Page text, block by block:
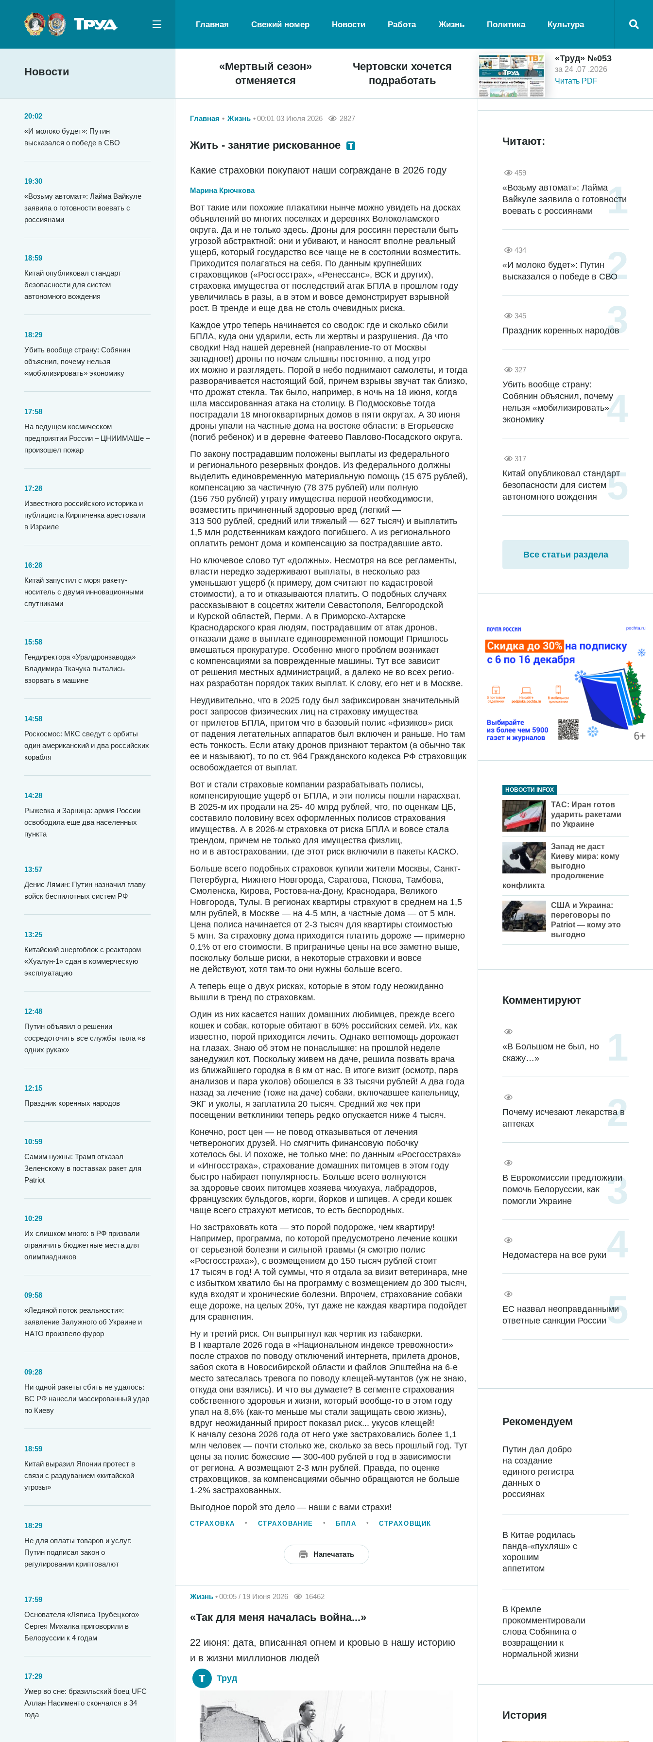
Главная Свежий номер Новости Работа Жизнь Политика Культура
Новости
«Мертвый сезон»
отменяется
Чертовски хочется
подработать
«Труд» №053
за 24 .07 .2026
Читать PDF
20:02
«И молоко будет»: Путин
высказался о победе в СВО
19:30
«Возьму автомат»: Лайма Вайкуле
заявила о готовности воевать с
россиянами
18:59
Китай опубликовал стандарт
безопасности для систем
автономного вождения
18:29
Убить вообще страну: Собянин
объяснил, почему нельзя
«мобилизировать» экономику
17:58
На ведущем космическом
предприятии России – ЦНИИМАШе –
произошел пожар
17:28
Известного российского историка и
публициста Кирпиченка арестовали
в Израиле
16:28
Китай запустил с моря ракету-
носитель с двумя инновационными
спутниками
15:58
Гендиректора «Уралдронзавода»
Владимира Ткачука пытались
взорвать в машине
14:58
Роскосмос: МКС сведут с орбиты
один американский и два российских
корабля
14:28
Рыжевка и Зарница: армия России
освободила еще два населенных
пункта
13:57
Денис Лямин: Путин назначил главу
войск беспилотных систем РФ
13:25
Китайский энергоблок с реактором
«Хуалун-1» сдан в коммерческую
эксплуатацию
12:48
Путин объявил о решении
сосредоточить все службы тыла «в
одних руках»
12:15
Праздник коренных народов
10:59
Самим нужны: Трамп отказал
Зеленскому в поставках ракет для
Patriot
10:29
Их слишком много: в РФ призвали
ограничить бюджетные места для
олимпиадников
09:58
«Ледяной поток реальности»:
заявление Залужного об Украине и
НАТО произвело фурор
09:28
Ни одной ракеты сбить не удалось:
ВС РФ нанесли массированный удар
по Киеву
18:59
Китай выразил Японии протест в
связи с раздуванием «китайской
угрозы»
18:29
Не для оплаты товаров и услуг:
Путин подписал закон о
регулировании криптовалют
17:59
Основателя «Ляписа Трубецкого»
Сергея Михалка приговорили в
Белоруссии к 4 годам
17:29
Умер во сне: бразильский боец UFC
Аллан Насименто скончался в 34
года
Главная Жизнь 00:01 03 Июля 2026 2827
Жить - занятие рискованное
Какие страховки покупают наши сограждане в 2026 году
Марина Крючкова
Вот такие или похожие плакатики нынче можно увидеть на досках
объявлений во многих поселках и деревнях Волоколамского
округа. Да и не только здесь. Дроны для россиян перестали быть
угрозой абстрактной: они и убивают, и наносят вполне реальный
ущерб, который государство все чаще не в состоянии возместить.
Приходится полагаться на себя. По данным крупнейших
страховщиков («Росгосстрах», «Ренессанс», ВСК и других),
страховка имущества от последствий атак БПЛА в прошлом году
увеличилась в разы, а в этом и вовсе демонстрирует взрывной
рост. В тренде и еще два не столь очевидных риска.
Каждое утро теперь начинается со сводок: где и сколько сбили
БПЛА, куда они ударили, есть ли жертвы и разрушения. Да что
сводки! Над нашей деревней (направление-то от Москвы
западное!) дроны по ночам слышны постоянно, а под утро
их можно и разглядеть. Порой в небо поднимают самолеты, и тогда
разворачивается настоящий бой, причем взрывы звучат так близко,
что дрожат стекла. Так было, например, в ночь на 18 июня, когда
шла массированная атака на столицу. В Подмосковье тогда
пострадали 18 многоквартирных домов в пяти округах. А 30 июня
дроны упали на частные дома на востоке области: в Егорьевске
(погиб ребенок) и в деревне Фатеево Павлово-Посадского округа.
По закону пострадавшим положены выплаты из федерального
и регионального резервных фондов. Из федерального должны
выделить единовременную материальную помощь (15 675 рублей),
компенсацию за частичную (78 375 рублей) или полную
(156 750 рублей) утрату имущества первой необходимости,
возместить причиненный здоровью вред (легкий —
313 500 рублей, средний или тяжелый — 627 тысяч) и выплатить
1,5 млн родственникам каждого погибшего. А из регионального
оплатить ремонт дома и компенсацию за пострадавшие авто.
Но ключевое слово тут «должны». Несмотря на все регламенты,
власти нередко задерживают выплаты, в несколько раз
уменьшают ущерб (к примеру, дом считают по кадастровой
стоимости), а то и отказываются платить. О подобных случаях
рассказывают в соцсетях жители Севастополя, Белгородской
и Курской областей, Перми. А в Приморско-Ахтарске
Краснодарского края людям, пострадавшим от атак дронов,
отказали даже в выплате единовременной помощи! Пришлось
вмешаться прокуратуре. Особенно много проблем возникает
с компенсациями за поврежденные машины. Тут все зависит
от решения местных администраций, а далеко не во всех регио-
нах разработан порядок таких выплат. К слову, его нет и в Москве.
Неудивительно, что в 2025 году был зафиксирован значительный
рост запросов физических лиц на страховку имущества
от прилетов БПЛА, притом что в базовый полис «физиков» риск
от падения летательных аппаратов был включен и раньше. Но там
есть тонкость. Если атаку дронов признают терактом (а обычно так
ее и называют), то по ст. 964 Гражданского кодекса РФ страховщик
освобождается от выплат.
Вот и стали страховые компании разрабатывать полисы,
компенсирующие ущерб от БПЛА, и эти полисы пошли нарасхват.
В 2025-м их продали на 25- 40 млрд рублей, что, по оценкам ЦБ,
составило половину всех оформленных полисов страхования
имущества. А в 2026-м страховка от риска БПЛА и вовсе стала
трендом, причем не только для имущества физлиц,
но и в автостраховании, где этот риск включили в пакеты КАСКО.
Больше всего подобных страховок купили жители Москвы, Санкт-
Петербурга, Нижнего Новгорода, Саратова, Пскова, Тамбова,
Смоленска, Кирова, Ростова-на-Дону, Краснодара, Великого
Новгорода, Тулы. В регионах квартиры страхуют в среднем на 1,5
млн рублей, в Москве — на 4-5 млн, а частные дома — от 5 млн.
Цена полиса начинается от 2-3 тысяч для квартиры стоимостью
5 млн. За страховку дома приходится платить дороже — примерно
0,1% от его стоимости. В приграничье цены на все заметно выше,
поскольку больше риски, а некоторые страховки и вовсе
не действуют, хотя там-то они нужны больше всего.
А теперь еще о двух рисках, которые в этом году неожиданно
вышли в тренд по страховкам.
Один из них касается наших домашних любимцев, прежде всего
кошек и собак, которые обитают в 60% российских семей. Их, как
известно, порой приходится лечить. Однако ветпомощь дорожает
на глазах. Знаю об этом не понаслышке: на прошлой неделе
занедужил кот. Поскольку живем на даче, решила позвать врача
из ближайшего городка в 8 км от нас. В итоге визит (осмотр, пара
анализов и пара уколов) обошелся в 33 тысячи рублей! А два года
назад за лечение (тоже на даче) собаки, включавшее капельницу,
ЭКГ и уколы, я заплатила 20 тысяч. Средний же чек при
посещении ветклиники теперь редко опускается ниже 4 тысяч.
Конечно, рост цен — не повод отказываться от лечения
четвероногих друзей. Но смягчить финансовую побочку
хотелось бы. И похоже, не только мне: по данным «Росгосстраха»
и «Ингосстраха», страхование домашних питомцев в этом году
быстро набирает популярность. Больше всего волнуются
за здоровье своих питомцев хозяева чихуахуа, лабрадоров,
французских бульдогов, корги, йорков и шпицев. А среди кошек
чаще всего страхуют метисов, то есть беспородных.
Но застраховать кота — это порой подороже, чем квартиру!
Например, программа, по которой предусмотрено лечение кошки
от серьезной болезни и сильной травмы (я смотрю полис
«Росгосстраха»), с возмещением до 150 тысяч рублей стоит
17 тысяч в год! А той суммы, что я отдала за визит ветеринара, мне
с избытком хватило бы на программу с возмещением до 300 тысяч,
куда входят и хронические болезни. Впрочем, страхование собаки
еще дороже, на целых 20%, тут даже не каждая квартира подойдет
для сравнения.
Ну и третий риск. Он выпрыгнул как чертик из табакерки.
В I квартале 2026 года в «Национальном индексе тревожности»
после страхов по поводу отключений интернета, прилета дронов,
забоя скота в Новосибирской области и файлов Эпштейна на 6-е
место затесалась тревога по поводу клещей-мутантов (уж не знаю,
откуда они взялись). И что вы думаете? В сегменте страхования
собственного здоровья и жизни, который вообще-то в этом году
упал на 8,6% (как-то меньше мы стали защищать свою жизнь),
вдруг неожиданный прирост показал риск... укусов клещей!
К началу сезона 2026 года от него уже застраховались более 1,1
млн человек — почти столько же, сколько за весь прошлый год. Тут
цены за полис божеские — 300-400 рублей в год в зависимости
от региона. А возмещают 2-3 млн рублей. Правда, по оценке
страховщиков, за компенсациями обычно обращаются не больше
1-2% застрахованных.
Выгодное порой это дело — наши с вами страхи!
СТРАХОВКА СТРАХОВАНИЕ БПЛА СТРАХОВЩИК
Напечатать
Жизнь 00:05 / 19 Июня 2026 16462
«Так для меня началась война...»
22 июня: дата, вписанная огнем и кровью в нашу историю
и в жизни миллионов людей
Труд
Читают:
459
«Возьму автомат»: Лайма
Вайкуле заявила о готовности
воевать с россиянами
434
«И молоко будет»: Путин
высказался о победе в СВО
345
Праздник коренных народов
327
Убить вообще страну:
Собянин объяснил, почему
нельзя «мобилизировать»
экономику
317
Китай опубликовал стандарт
безопасности для систем
автономного вождения
Все статьи раздела
НОВОСТИ INFOX
ТАС: Иран готов
ударить ракетами
по Украине
Запад не даст
Киеву мира: кому
выгодно
продолжение
конфликта
США и Украина:
переговоры по
Patriot — кому это
выгодно
Комментируют
«В Большом не был, но
скажу…»
Почему исчезают лекарства в
аптеках
В Еврокомиссии предложили
помочь Белоруссии, как
помогли Украине
Недомастера на все руки
ЕС назвал неоправданными
ответные санкции России
Рекомендуем
Путин дал добро
на создание
единого регистра
данных о
россиянах
В Китае родилась
панда-«пухляш» с
хорошим
аппетитом
В Кремле
прокомментировали
слова Собянина о
возвращении к
нормальной жизни
История